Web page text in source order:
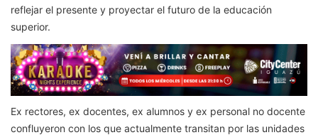
reflejar el presente y proyectar el futuro de la educación
superior.
Ex rectores, ex docentes, ex alumnos y ex personal no docente
confluyeron con los que actualmente transitan por las unidades